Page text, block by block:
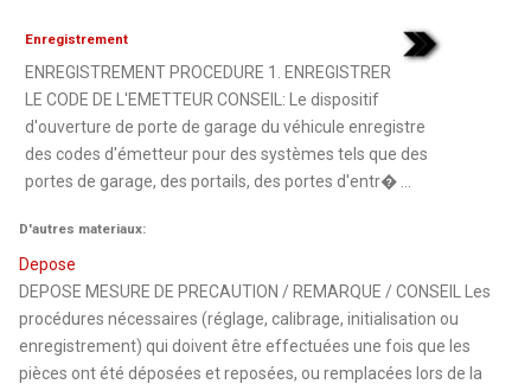
Enregistrement
ENREGISTREMENT PROCEDURE 1. ENREGISTRER
LE CODE DE L'EMETTEUR CONSEIL: Le dispositif
d'ouverture de porte de garage du véhicule enregistre
des codes d'émetteur pour des systèmes tels que des
portes de garage, des portails, des portes d'entr� ...
D'autres materiaux:
Depose
DEPOSE MESURE DE PRECAUTION / REMARQUE / CONSEIL Les
procédures nécessaires (réglage, calibrage, initialisation ou
enregistrement) qui doivent être effectuées une fois que les
pièces ont été déposées et reposées, ou remplacées lors de la